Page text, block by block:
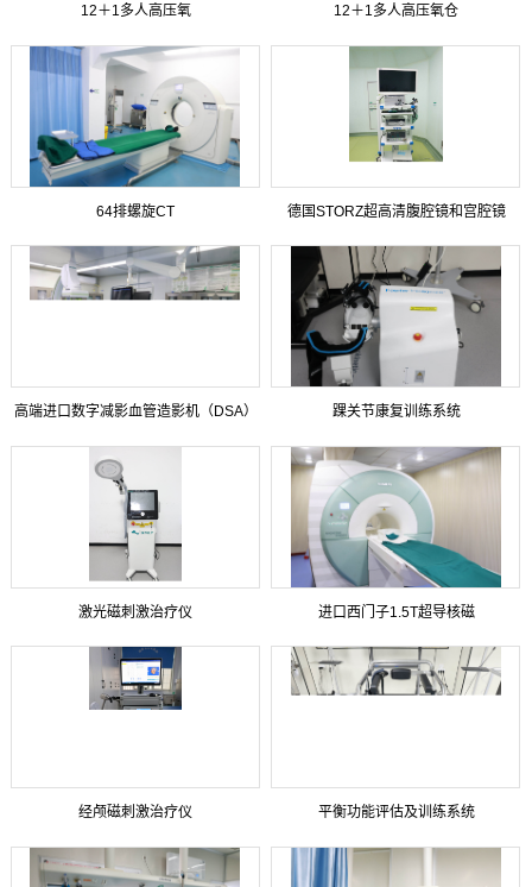
12＋1多人高压氧 12＋1多人高压氧仓
64排螺旋CT 德国STORZ超高清腹腔镜和宫腔镜
高端进口数字减影血管造影机（DSA） 踝关节康复训练系统
激光磁刺激治疗仪 进口西门子1.5T超导核磁
经颅磁刺激治疗仪 平衡功能评估及训练系统